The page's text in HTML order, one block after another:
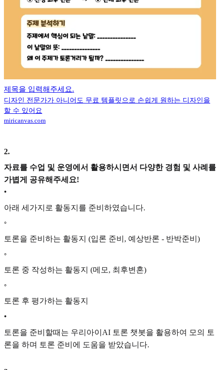
제목을 입력해주세요.
디자인 전문가가 아니어도 무료 템플릿으로 손쉽게 원하는 디자인을
할 수 있어요
miricanvas.com
2.
자료를 수업 및 운영에서 활용하시면서 다양한 경험 및 사례를
가볍게 공유해주세요!
•
아래 세가지로 활동지를 준비하였습니다.
◦
토론을 준비하는 활동지 (입론 준비, 예상반론 - 반박준비)
◦
토론 중 작성하는 활동지 (메모, 최후변혼)
◦
토론 후 평가하는 활동지
•
토론을 준비할때는 우리아이AI 토론 챗봇을 활용하여 모의 토
론을 하며 토론 준비에 도움을 받았습니다.